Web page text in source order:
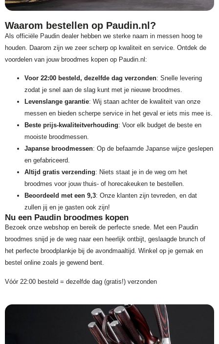
Waarom bestellen op Paudin.nl?
Als officiële Paudin dealer hebben we sterke naam in messen hoog te
houden. Daarom zijn we zeer scherp op kwaliteit en service. Ontdek de
voordelen van jouw broodmes kopen op Paudin.nl:
Voor 22:00 besteld, dezelfde dag verzonden: Snelle levering
zodat je snel aan de slag kunt met je nieuwe broodmes.
Levenslange garantie: Wij staan achter de kwaliteit van onze
messen en bieden scherpe service in het geval er iets mis mee is.
Beste prijs-kwaliteitverhouding: Voor elk budget de beste en
mooiste broodmessen.
Japanse broodmessen: Op de befaamde Japanse wijze geslepen
en gefabriceerd.
Altijd gratis verzending: Niets staat je in de weg om het
broodmes voor jouw thuis- of horecakeuken te bestellen.
Beoordeeld met een 9,3: Onze klanten zijn tevreden, en dat
zullen jij en je gasten ook zijn!
Nu een Paudin broodmes kopen
Bezoek onze webshop en bereik de perfecte snede. Met een Paudin
broodmes snijd je de weg naar een heerlijk ontbijt, geslaagde brunch of
het perfecte broodplankje bij de avondmaaltijd. Winkel op je gemak en
bestel online zoals je gewend bent.
Vóór 22:00 besteld = dezelfde dag (gratis!) verzonden